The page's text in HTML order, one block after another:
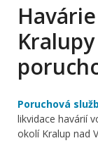
Poruchová
likvidace havárií
okolí Kralup nad